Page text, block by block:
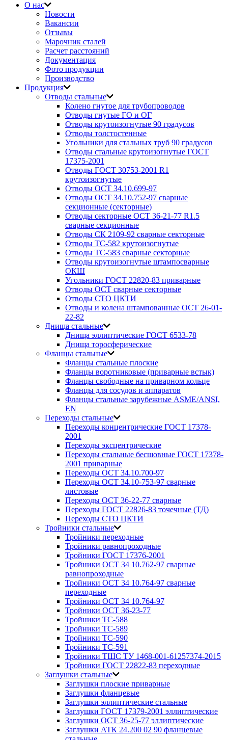
О нас
Новости
Вакансии
Отзывы
Марочник сталей
Расчет расстояний
Документация
Фото продукции
Производство
Продукция
Отводы стальные
Колено гнутое для трубопроводов
Отводы гнутые ГО и ОГ
Отводы крутоизогнутые 90 градусов
Отводы толстостенные
Угольники для стальных труб 90 градусов
Отводы стальные крутоизогнутые ГОСТ
17375-2001
Отводы ГОСТ 30753-2001 R1
крутоизогнутые
Отводы ОСТ 34.10.699-97
Отводы ОСТ 34.10.752-97 сварные
секционные (секторные)
Отводы секторные ОСТ 36-21-77 R1.5
сварные секционные
Отводы СК 2109-92 сварные секторные
Отводы ТС-582 крутоизогнутые
Отводы ТС-583 сварные секторные
Отводы крутоизогнутые штампосварные
ОКШ
Угольники ГОСТ 22820-83 приварные
Отводы ОСТ сварные секторные
Отводы СТО ЦКТИ
Отводы и колена штампованные ОСТ 26-01-
22-82
Днища стальные
Днища эллиптические ГОСТ 6533-78
Днища торосферические
Фланцы стальные
Фланцы стальные плоские
Фланцы воротниковые (приварные встык)
Фланцы свободные на приварном кольце
Фланцы для сосудов и аппаратов
Фланцы стальные зарубежные ASME/ANSI,
EN
Переходы стальные
Переходы концентрические ГОСТ 17378-
2001
Переходы эксцентрические
Переходы стальные бесшовные ГОСТ 17378-
2001 приварные
Переходы ОСТ 34.10.700-97
Переходы ОСТ 34.10-753-97 сварные
листовые
Переходы ОСТ 36-22-77 сварные
Переходы ГОСТ 22826-83 точечные (ТД)
Переходы СТО ЦКТИ
Тройники стальные
Тройники переходные
Тройники равнопроходные
Тройники ГОСТ 17376-2001
Тройники ОСТ 34 10.762-97 сварные
равнопроходные
Тройники ОСТ 34 10.764-97 сварные
переходные
Тройники ОСТ 34 10.764-97
Тройники ОСТ 36-23-77
Тройники ТС-588
Тройники ТС-589
Тройники ТС-590
Тройники ТС-591
Тройники ТШС ТУ 1468-001-61257374-2015
Тройники ГОСТ 22822-83 переходные
Заглушки стальные
Заглушки плоские приварные
Заглушки фланцевые
Заглушки эллиптические стальные
Заглушки ГОСТ 17379-2001 эллиптические
Заглушки ОСТ 36-25-77 эллиптические
Заглушки АТК 24.200 02 90 фланцевые